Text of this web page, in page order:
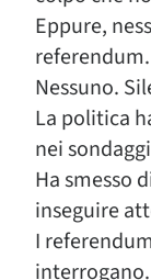
Eppure,
Nessuno.
La politica
nei
Ha smesso
inseguire
I